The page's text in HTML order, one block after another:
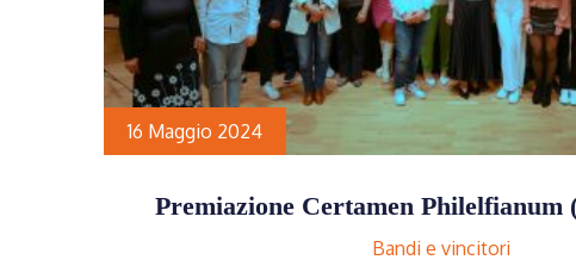
16 Maggio 2024
Premiazione Certamen
Bandi e vincitori